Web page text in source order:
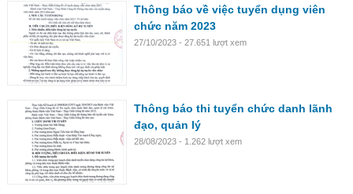
Thông báo về việc tuyển dụng viên
chức năm 2023
27/10/2023 - 27.651 lượt xem
Thông báo thi tuyển chức danh lãnh
đạo, quản lý
28/08/2023 - 1.262 lượt xem